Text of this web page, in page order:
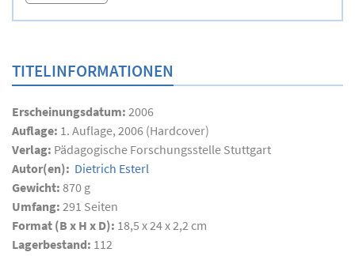
TITELINFORMATIONEN
Erscheinungsdatum: 2006
Auflage: 1. Auflage, 2006 (Hardcover)
Verlag: Pädagogische Forschungsstelle Stuttgart
Autor(en): Dietrich Esterl
Gewicht: 870 g
Umfang: 291 Seiten
Format (B x H x D): 18,5 x 24 x 2,2 cm
Lagerbestand: 112